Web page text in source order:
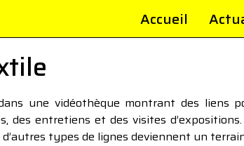
Accueil
une vidéothèque montrant des
des entretiens et des visites
types de lignes deviennent un